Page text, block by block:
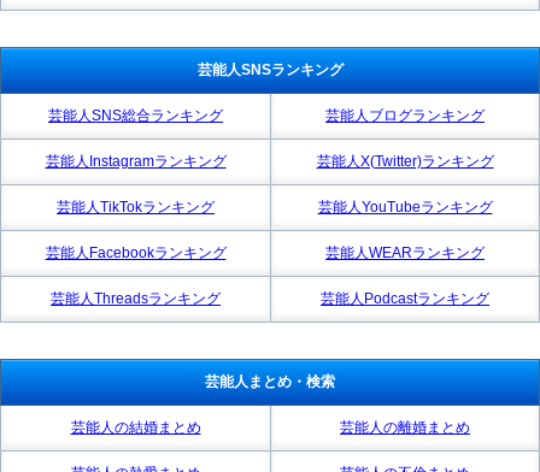
芸能人SNSランキング
芸能人SNS総合ランキング 芸能人ブログランキング
芸能人Instagramランキング 芸能人X(Twitter)ランキング
芸能人TikTokランキング 芸能人YouTubeランキング
芸能人Facebookランキング 芸能人WEARランキング
芸能人Threadsランキング 芸能人Podcastランキング
芸能人まとめ・検索
芸能人の結婚まとめ 芸能人の離婚まとめ